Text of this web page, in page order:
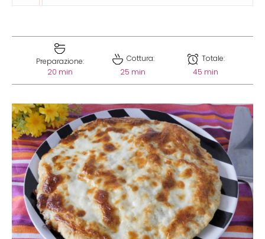
Preparazione:
20 min
Cottura:
25 min
Totale:
45 min